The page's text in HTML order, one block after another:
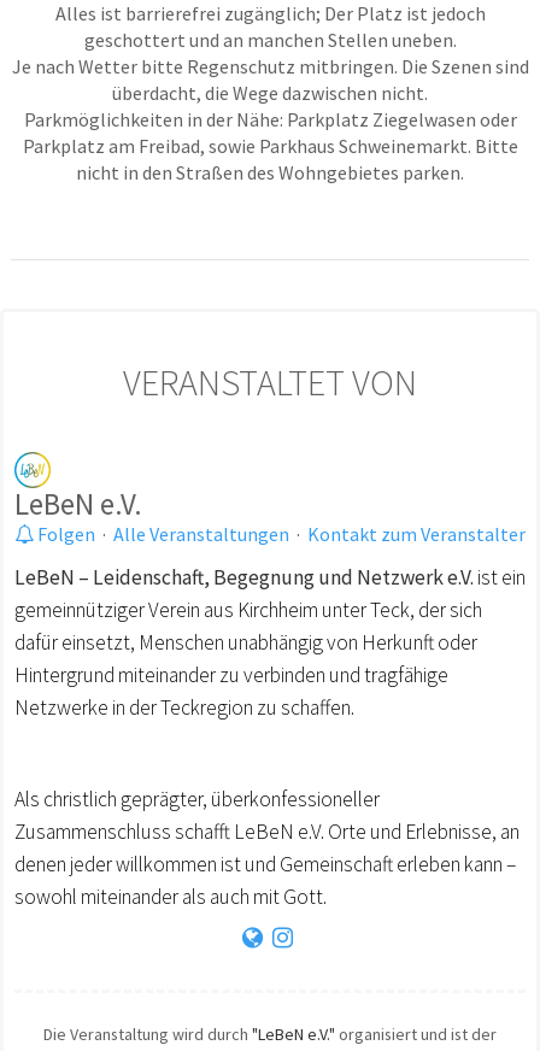
Alles ist barrierefrei zugänglich; Der Platz ist jedoch
geschottert und an manchen Stellen uneben.
Je nach Wetter bitte Regenschutz mitbringen. Die Szenen sind
überdacht, die Wege dazwischen nicht.
Parkmöglichkeiten in der Nähe: Parkplatz Ziegelwasen oder
Parkplatz am Freibad, sowie Parkhaus Schweinemarkt. Bitte
nicht in den Straßen des Wohngebietes parken.
VERANSTALTET VON
LeBeN e.V.
Folgen · Alle Veranstaltungen · Kontakt zum Veranstalter
LeBeN – Leidenschaft, Begegnung und Netzwerk e.V. ist ein
gemeinnütziger Verein aus Kirchheim unter Teck, der sich
dafür einsetzt, Menschen unabhängig von Herkunft oder
Hintergrund miteinander zu verbinden und tragfähige
Netzwerke in der Teckregion zu schaffen.
Als christlich geprägter, überkonfessioneller
Zusammenschluss schafft LeBeN e.V. Orte und Erlebnisse, an
denen jeder willkommen ist und Gemeinschaft erleben kann –
sowohl miteinander als auch mit Gott.
Die Veranstaltung wird durch "LeBeN e.V." organisiert und ist der